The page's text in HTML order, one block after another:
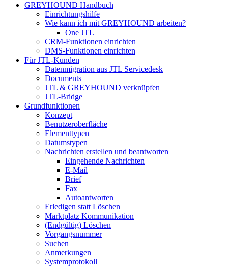
GREYHOUND Handbuch
Einrichtungshilfe
Wie kann ich mit GREYHOUND arbeiten?
One JTL
CRM-Funktionen einrichten
DMS-Funktionen einrichten
Für JTL-Kunden
Datenmigration aus JTL Servicedesk
Documents
JTL & GREYHOUND verknüpfen
JTL-Bridge
Grundfunktionen
Konzept
Benutzeroberfläche
Elementtypen
Datumstypen
Nachrichten erstellen und beantworten
Eingehende Nachrichten
E-Mail
Brief
Fax
Autoantworten
Erledigen statt Löschen
Marktplatz Kommunikation
(Endgültig) Löschen
Vorgangsnummer
Suchen
Anmerkungen
Systemprotokoll